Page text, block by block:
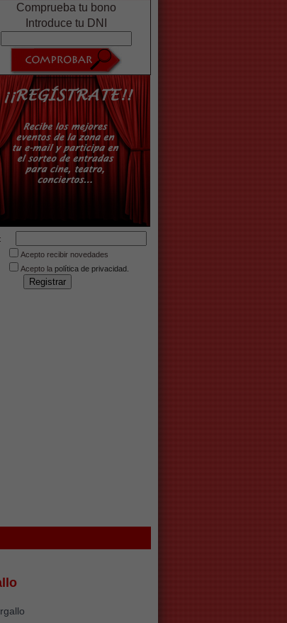
Comprueba tu bono
Introduce tu DNI
Acepto recibir novedades
Acepto la política de privacidad.